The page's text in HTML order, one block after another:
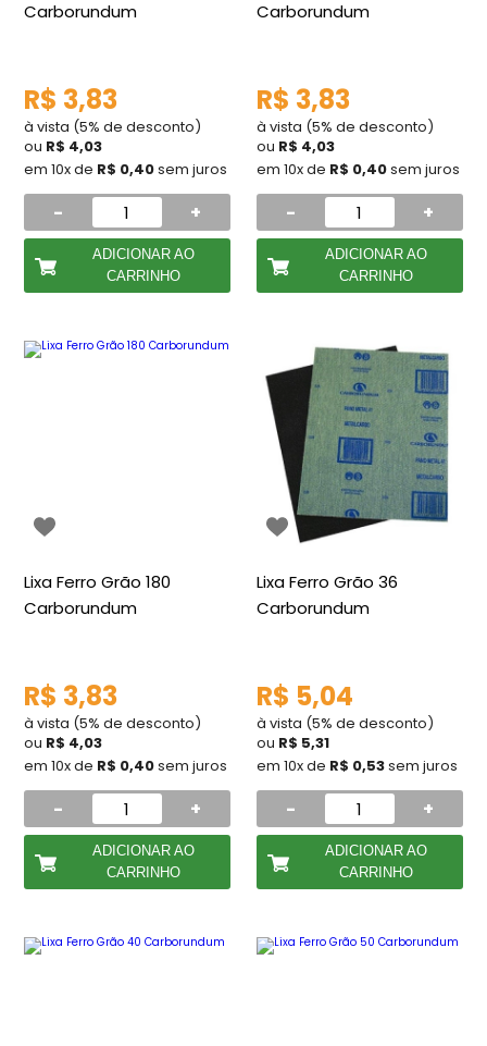
Carborundum
R$ 3,83
à vista (5% de desconto)
ou R$ 4,03
em 10x de R$ 0,40sem juros
- +
ADICIONAR AO
CARRINHO
Carborundum
R$ 3,83
à vista (5% de desconto)
ou R$ 4,03
em 10x de R$ 0,40sem juros
- +
ADICIONAR AO
CARRINHO
Lixa Ferro Grão 180
Carborundum
R$ 3,83
à vista (5% de desconto)
ou R$ 4,03
em 10x de R$ 0,40sem juros
- +
ADICIONAR AO
CARRINHO
Lixa Ferro Grão 36
Carborundum
R$ 5,04
à vista (5% de desconto)
ou R$ 5,31
em 10x de R$ 0,53sem juros
- +
ADICIONAR AO
CARRINHO